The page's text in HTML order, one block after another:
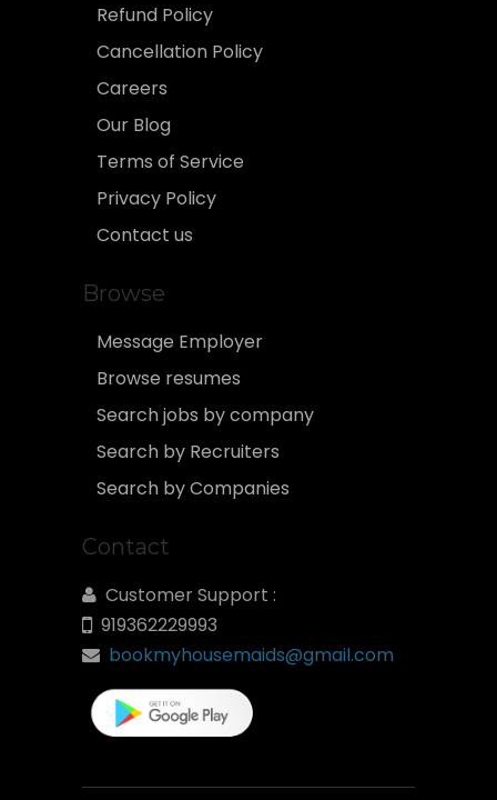
Refund Policy
Cancellation Policy
Careers
Our Blog
Terms of Service
Privacy Policy
Contact us
Browse
Message Employer
Browse resumes
Search jobs by company
Search by Recruiters
Search by Companies
Contact
Customer Support :
919362229993
bookmyhousemaids@gmail.com